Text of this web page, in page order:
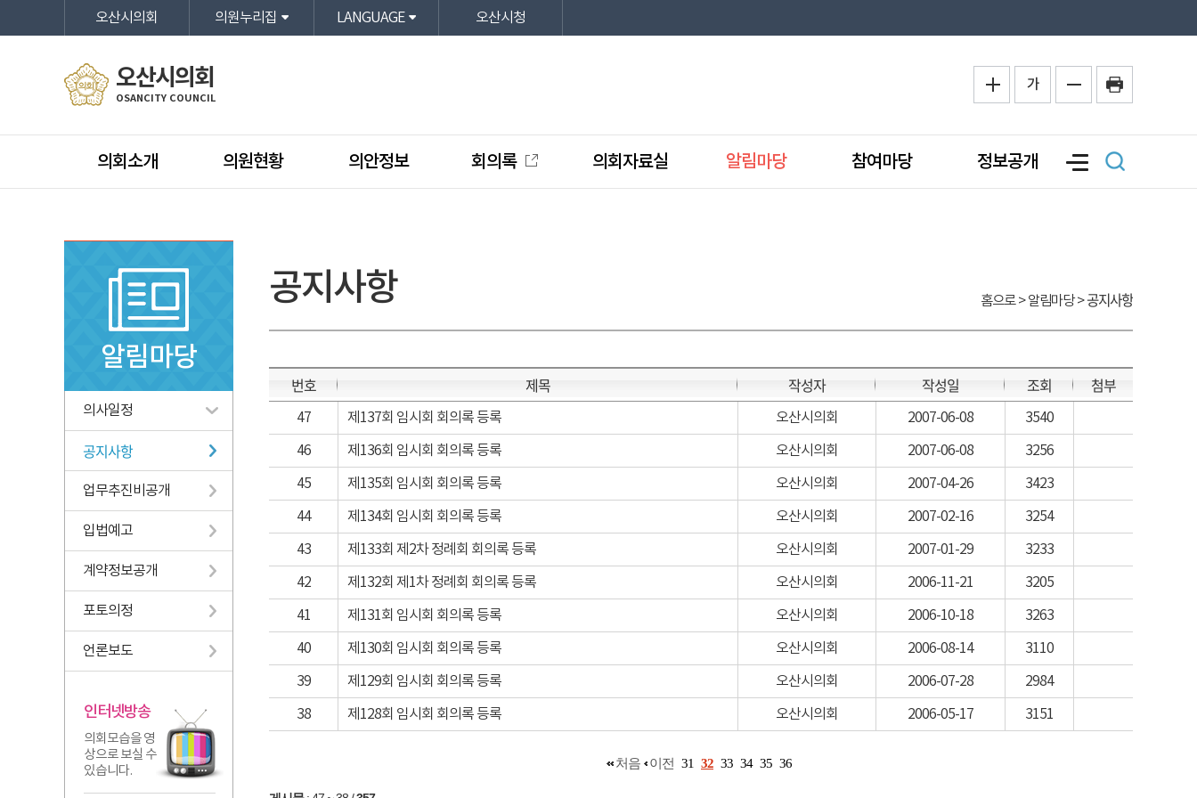
오산시의회 의원누리집 LANGUAGE 오산시청
오산시의회
OSANCITY COUNCIL
가
의회소개 의원현황 의안정보 회의록 의회자료실 알림마당 참여마당 정보공개
알림마당
의사일정
공지사항
업무추진비공개
입법예고
계약정보공개
포토의정
언론보도
인터넷방송
의회모습을 영
상으로 보실 수
있습니다.
공지사항 홈으로> 알림마당 >공지사항
번호 제목 작성자 작성일 조회 첨부
47 제137회 임시회 회의록 등록 오산시의회 2007-06-08 3540
46 제136회 임시회 회의록 등록 오산시의회 2007-06-08 3256
45 제135회 임시회 회의록 등록 오산시의회 2007-04-26 3423
44 제134회 임시회 회의록 등록 오산시의회 2007-02-16 3254
43 제133회 제2차 정례회 회의록 등록 오산시의회 2007-01-29 3233
42 제132회 제1차 정례회 회의록 등록 오산시의회 2006-11-21 3205
41 제131회 임시회 회의록 등록 오산시의회 2006-10-18 3263
40 제130회 임시회 회의록 등록 오산시의회 2006-08-14 3110
39 제129회 임시회 회의록 등록 오산시의회 2006-07-28 2984
38 제128회 임시회 회의록 등록 오산시의회 2006-05-17 3151
처음 이전 31 32 33 34 35 36